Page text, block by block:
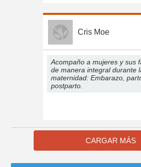
Cris Moe
Acompaño a mujeres y sus
de manera integral durante
maternidad: Embarazo,
postparto.
CARGAR MÁS